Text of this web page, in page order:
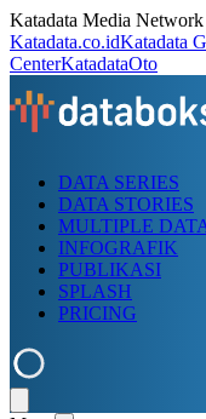
Katadata Media Network
Katadata.co.idKatadata
CenterKatadataOto
DATA SERIES
DATA STORIES
MULTIPLE
INFOGRAFIK
PUBLIKASI
SPLASH
PRICING